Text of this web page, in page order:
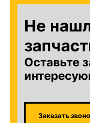
Не
Оставьте
Заказать